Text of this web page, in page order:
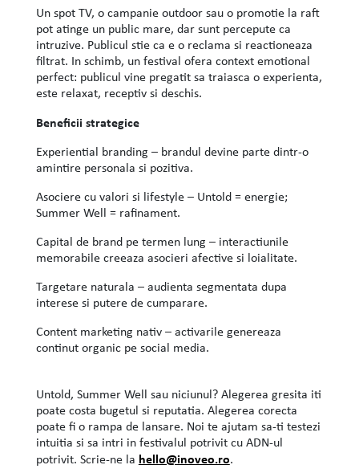
Un spot TV, o campanie outdoor sau o promotie la raft
pot atinge un public mare, dar sunt percepute ca
intruzive. Publicul stie ca e o reclama si reactioneaza
filtrat. In schimb, un festival ofera context emotional
perfect: publicul vine pregatit sa traiasca o experienta,
este relaxat, receptiv si deschis.
Beneficii strategice
Experiential branding – brandul devine parte dintr-o
amintire personala si pozitiva.
Asociere cu valori si lifestyle – Untold = energie;
Summer Well = rafinament.
Capital de brand pe termen lung – interactiunile
memorabile creeaza asocieri afective si loialitate.
Targetare naturala – audienta segmentata dupa
interese si putere de cumparare.
Content marketing nativ – activarile genereaza
continut organic pe social media.
Untold, Summer Well sau niciunul? Alegerea gresita iti
poate costa bugetul si reputatia. Alegerea corecta
poate fi o rampa de lansare. Noi te ajutam sa-ti testezi
intuitia si sa intri in festivalul potrivit cu ADN-ul
potrivit. Scrie-ne la hello@inoveo.ro.